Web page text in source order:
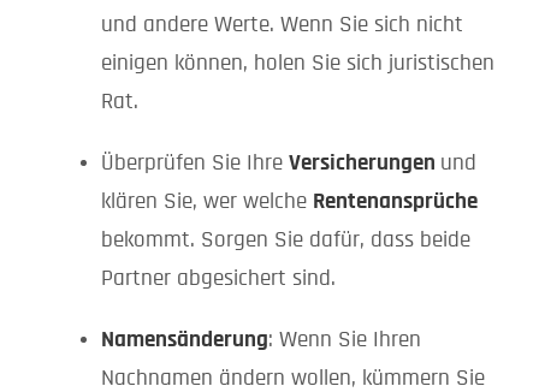
und andere Werte. Wenn Sie sich nicht
einigen können, holen Sie sich juristischen
Rat.
Überprüfen Sie Ihre Versicherungen und
klären Sie, wer welche Rentenansprüche
bekommt. Sorgen Sie dafür, dass beide
Partner abgesichert sind.
Namensänderung: Wenn Sie Ihren
Nachnamen ändern wollen, kümmern Sie